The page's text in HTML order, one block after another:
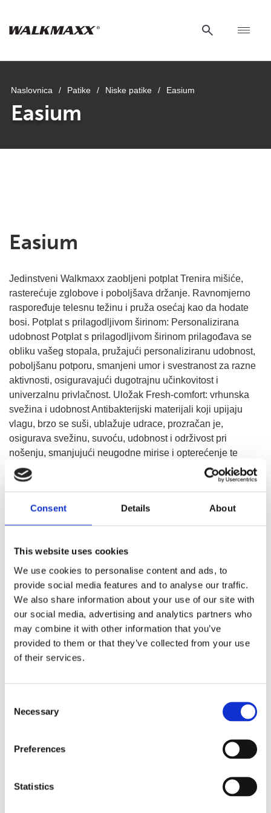
Consent Details About
This website uses cookies
We use cookies to personalise content and ads, to
provide social media features and to analyse our traffic.
We also share information about your use of our site with
our social media, advertising and analytics partners who
may combine it with other information that you’ve
provided to them or that they’ve collected from your use
of their services.
Selection
Necessary
Preferences
Statistics
Naslovnica / Patike / Niske patike / Easium
Easium
Easium
Jedinstveni Walkmaxx zaobljeni potplat Trenira mišiće,
rasterećuje zglobove i poboljšava držanje. Ravnomjerno
raspoređuje telesnu težinu i pruža osećaj kao da hodate
bosi. Potplat s prilagodljivom širinom: Personalizirana
udobnost Potplat s prilagodljivom širinom prilagođava se
obliku vašeg stopala, pružajući personaliziranu udobnost,
poboljšanu potporu, smanjeni umor i svestranost za razne
aktivnosti, osiguravajući dugotrajnu učinkovitost i
univerzalnu privlačnost. Uložak Fresh-comfort: vrhunska
svežina i udobnost Antibakterijski materijali koji upijaju
vlagu, brzo se suši, ublažuje udrace, prozračan je,
osigurava svežinu, suvoću, udobnost i održivost pri
nošenju, smanjujući neugodne mirise i opterećenje te
poboljšavajući zdravlje stopala.
IZABERITE VELIČINU
Cloud Stride